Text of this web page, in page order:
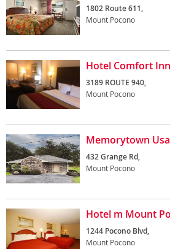
1802 Route 611,
Mount Pocono
Hotel Comfort
3189 ROUTE 940,
Mount Pocono
Memorytown Usa
432 Grange Rd,
Mount Pocono
Hotel m Mount
1244 Pocono Blvd,
Mount Pocono